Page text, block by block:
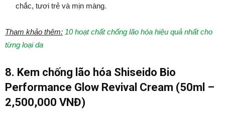
chắc, tươi trẻ và mịn màng.
Tham khảo thêm: 10 hoạt chất chống lão hóa hiệu quả nhất cho
từng loại da
8. Kem chống lão hóa Shiseido Bio
Performance Glow Revival Cream (50ml –
2,500,000 VNĐ)